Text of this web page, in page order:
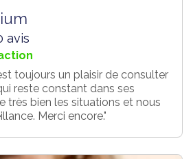
avis
toujours un plaisir de consulter
reste constant dans ses
très bien les situations et nous
Merci encore."